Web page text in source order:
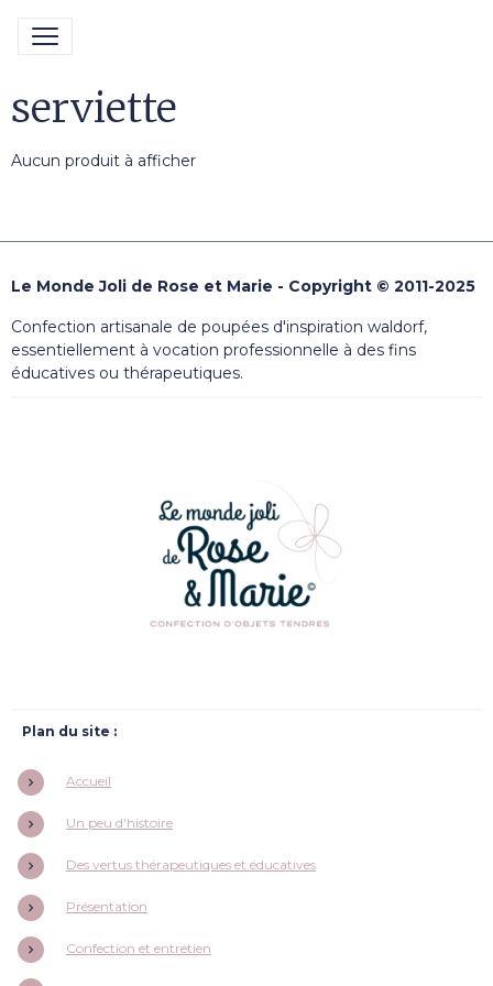
serviette
Aucun produit à afficher
Le Monde Joli de Rose et Marie - Copyright © 2011-2025
Confection artisanale de poupées d'inspiration waldorf,
essentiellement à vocation professionnelle à des fins
éducatives ou thérapeutiques.
Plan du site :
Accueil
Un peu d'histoire
Des vertus thérapeutiques et éducatives
Présentation
Confection et entretien